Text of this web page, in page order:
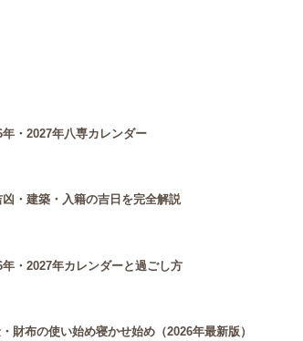
・2027年八専カレンダー
・建築・入籍の吉日を完全解説
・2027年カレンダーと過ごし方
財布の使い始め寝かせ始め（2026年最新版）